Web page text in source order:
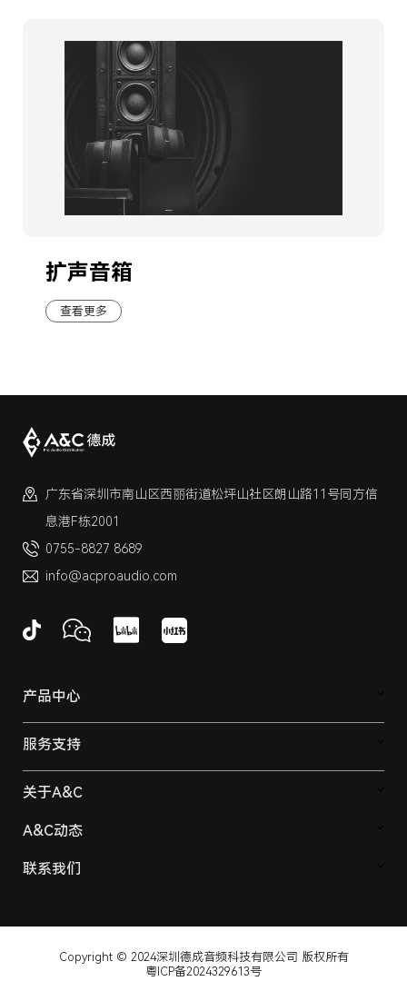
扩声音箱
查看更多
广东省深圳市南山区西丽街道松坪山社区朗山路11号同方信
息港F栋2001
0755-8827 8689
info@acproaudio.com
产品中心
服务支持
关于A&C
A&C动态
联系我们
Copyright © 2024深圳德成音频科技有限公司 版权所有
粤ICP备2024329613号